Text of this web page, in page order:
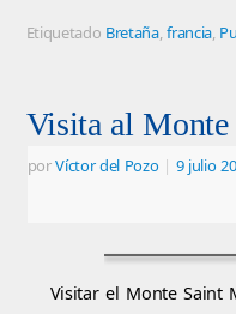
Etiquetado Bretaña,francia,
Visita al
porVíctor del Pozo | 9 julio
Visitar el Monte Saint